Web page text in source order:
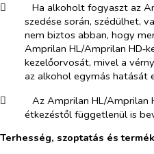
​
Ha alkoholt fogyaszt az
szedése során, szédülhet,
nem biztos abban, hogy
Amprilan HL/Amprilan
kezelőorvosát, mivel a
az alkohol egymás hatását
​
Az Amprilan HL/Amprilan
étkezéstől függetlenül is
Terhesség, szoptatás és